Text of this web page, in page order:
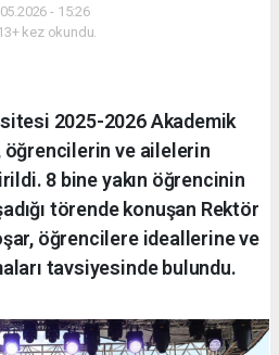
- 15:26
kez okundu.
2025-2026 Akademik
öğrencilerin ve ailelerin
8 bine yakın öğrencinin
törende konuşan Rektör
öğrencilere ideallerine ve
tavsiyesinde bulundu.